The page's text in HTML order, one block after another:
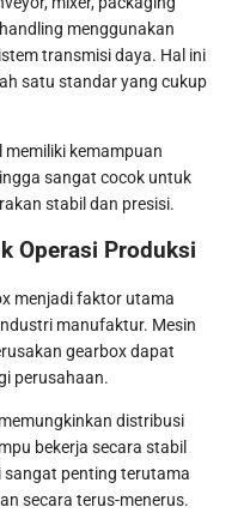
menggunakan
transmisi daya. Hal ini
satu standar yang cukup
memiliki kemampuan
sangat cocok untuk
stabil dan presisi.
Operasi Produksi
menjadi faktor utama
manufaktur. Mesin
gearbox dapat
perusahaan.
distribusi
bekerja secara stabil
penting terutama
secara terus-menerus.